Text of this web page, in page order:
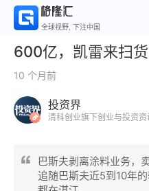
全球视野, 下注中国
600亿，凯雷来扫
10 个月前
投资界
清科创业旗下创业与投资资
巴斯夫剥离涂料业务，
追随巴斯夫近5到10年